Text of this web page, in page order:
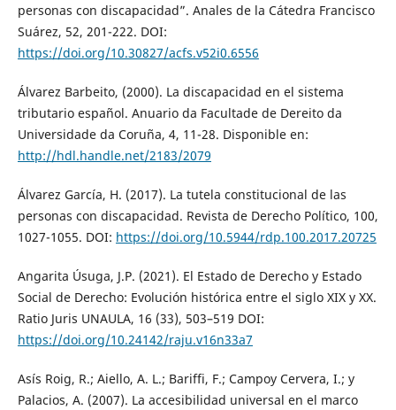
personas con discapacidad”. Anales de la Cátedra Francisco
Suárez, 52, 201-222. DOI:
https://doi.org/10.30827/acfs.v52i0.6556
Álvarez Barbeito, (2000). La discapacidad en el sistema
tributario español. Anuario da Facultade de Dereito da
Universidade da Coruña, 4, 11-28. Disponible en:
http://hdl.handle.net/2183/2079
Álvarez García, H. (2017). La tutela constitucional de las
personas con discapacidad. Revista de Derecho Político, 100,
1027-1055. DOI: https://doi.org/10.5944/rdp.100.2017.20725
Angarita Úsuga, J.P. (2021). El Estado de Derecho y Estado
Social de Derecho: Evolución histórica entre el siglo XIX y XX.
Ratio Juris UNAULA, 16 (33), 503–519 DOI:
https://doi.org/10.24142/raju.v16n33a7
Asís Roig, R.; Aiello, A. L.; Bariffi, F.; Campoy Cervera, I.; y
Palacios, A. (2007). La accesibilidad universal en el marco